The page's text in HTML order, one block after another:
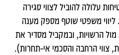
עלולה להוביל לצווי סגירה
ליווי משפטי שוטף מספק מענה
הרשויות, ובמקביל מסדיר את
צווי הרחבה והסכמי אי-תחרות).